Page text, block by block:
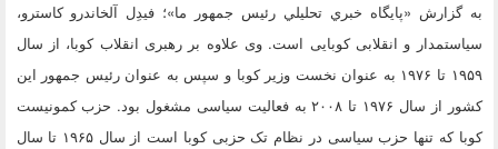
به گزارش «پايگاه خبري تحليلي رئيس جمهور ما»؛ فیدِل آلخاندرو کاسترو،
سیاستمدار و انقلابی کوبایی است. وی علاوه بر رهبری انقلاب کوبا، از سال
۱۹۵۹ تا ۱۹۷۶ به عنوان نخست وزیر کوبا و سپس به عنوان رئیس جمهور این
کشور از سال ۱۹۷۶ تا ۲۰۰۸ به فعالیت سیاسی مشغول بود. حزب کمونیست
کوبا که تنها حزب سیاسی در نظام تک حزبی کوبا است از سال ۱۹۶۵ تا سال